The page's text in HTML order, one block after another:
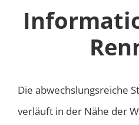
Die abwechslungsreiche
verläuft in der Nähe der